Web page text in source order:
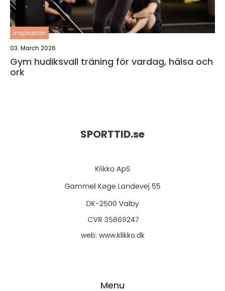
inspiration
03. March 2026
Gym hudiksvall träning för vardag, hälsa och
ork
SPORTTID.se
web: www.klikko.dk
Menu